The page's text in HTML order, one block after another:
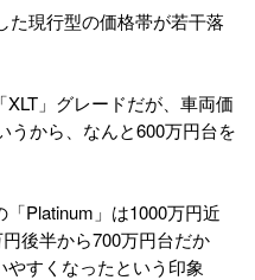
現行型の価格帯が若干落
」グレードだが、車両価
うから、なんと600万円台を
Platinum」は1000万円近
後半から700万円台だか
すくなったという印象